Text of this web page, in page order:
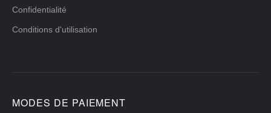
Confidentialité
Conditions d'utilisation
MODES DE PAIEMENT